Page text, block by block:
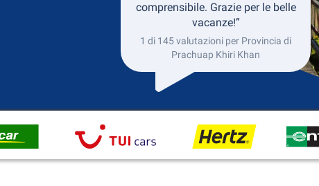
comprensibile. Grazie per le belle
vacanze!”
1 di 145 valutazioni per Provincia di
Prachuap Khiri Khan